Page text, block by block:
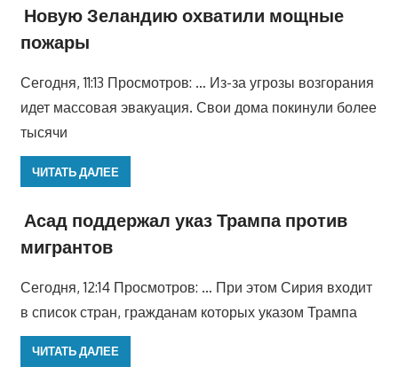
Новую Зеландию охватили мощные
пожары
Сегодня, 11:13 Просмотров: … Из-за угрозы возгорания
идет массовая эвакуация. Свои дома покинули более
тысячи
ЧИТАТЬ ДАЛЕЕ
Асад поддержал указ Трампа против
мигрантов
Сегодня, 12:14 Просмотров: … При этом Сирия входит
в список стран, гражданам которых указом Трампа
ЧИТАТЬ ДАЛЕЕ